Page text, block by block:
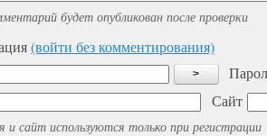
будет опубликован после проверки
(войти без комментирования)
>
Сайт
и сайт используются только при регистрации